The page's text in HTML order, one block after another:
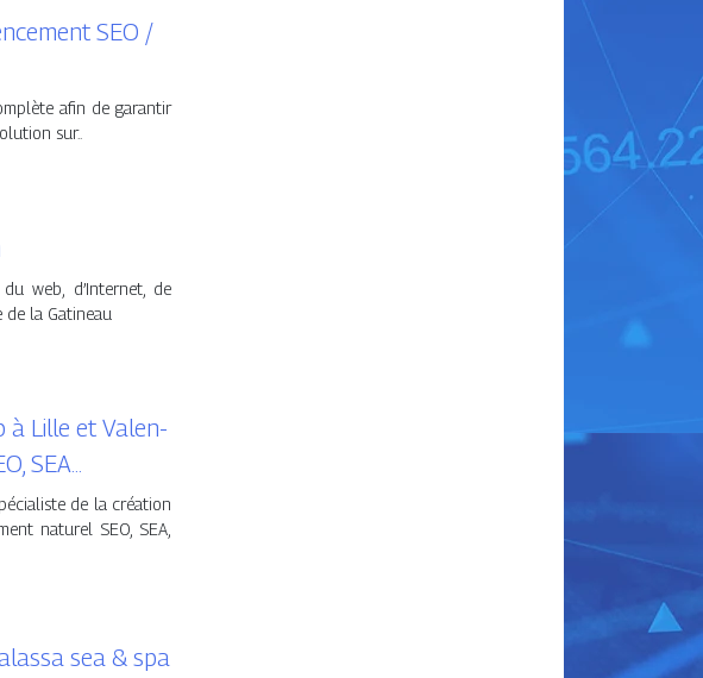
SEO /
afin de garantir
sur..
web, d’Internet, de
de la Gatineau
à Lille et Va­len­
SEA…
de la création
naturel SEO, SEA,
sea & spa